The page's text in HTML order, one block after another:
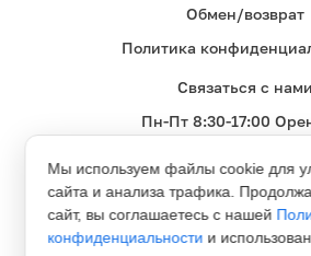
Обмен/возврат
Политика
Связаться с нами
Пн-Пт 8:30-17:00
Мы используем файлы cookie для
сайта и анализа трафика.
сайт, вы соглашаетесь с нашей
конфиденциальности и